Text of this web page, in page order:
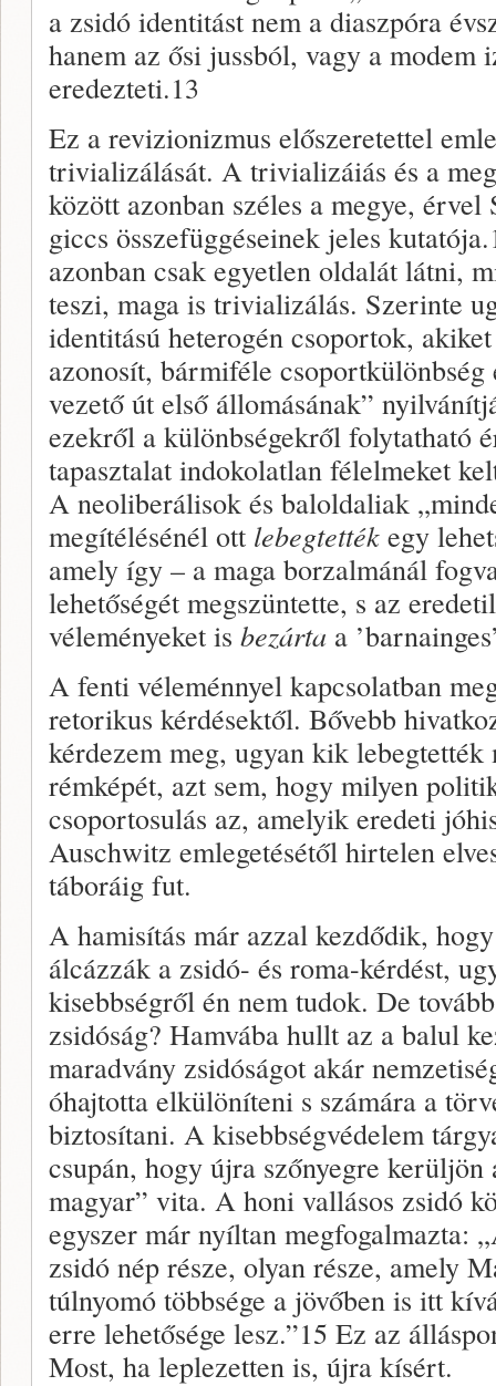
a zsidó identitást nem a diaszpóra
hanem az ősi jussból, vagy a mo­dem
eredezteti.13
Ez a revizionizmus előszeretettel
trivializálását. A trivializáiás és a
között azonban széles a megye,
giccs összefüggéseinek jeles
azonban csak egyet­len oldalát látni,
teszi, maga is trivializálás. Sze­rinte
identitású he­terogén csoportok,
azonosít, bármiféle
veze­tő út első állomásának”
ezekről a különbségek­ről folytatható
tapasztalat indokolatlan félelmeket
A neoliberá­lisok és baloldaliak
megítélésénél ott lebegtet­ték egy
amely így – a maga borzalmánál
lehetőségét megszüntette, s az
véleményeket is bezárta a
A fenti véleménnyel kapcsolatban
retorikus kérdések­től. Bővebb
kérdezem meg, ugyan kik
rémképét, azt sem, hogy milyen
csoportosulás az, amelyik eredeti
Auschwitz emlegetésétől hirtelen
táboráig fut.
A hamisítás már azzal kezdődik,
álcázzák a zsidó- és roma-kérdést,
kisebbségről én nem tudok. De
zsidóság? Ham­vába hullt az a balul
maradvány zsidóságot akár
óhajtotta elkülöníteni s számára a
biztosítani. A kisebbségvédelem
csupán, hogy újra szőnyegre
magyar” vita. A honi vallásos zsidó
egyszer már nyíl­tan megfogalmazta:
zsidó nép része, olyan része, amely
túlnyomó többsége a jövőben is itt
erre lehetősége lesz.”15 Ez az
Most, ha leplezetten is, újra kísért.